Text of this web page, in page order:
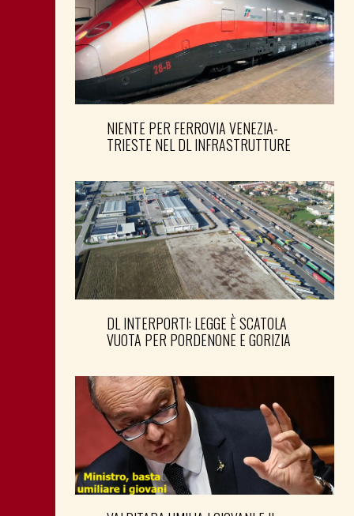
NIENTE PER FERROVIA VENEZIA-
TRIESTE NEL DL INFRASTRUTTURE
DL INTERPORTI: LEGGE È SCATOLA
VUOTA PER PORDENONE E GORIZIA